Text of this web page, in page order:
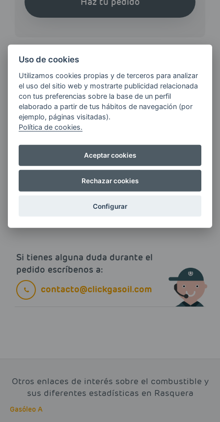
¿QUIERES ESTAR AL DÍA DE
LAS
ÚLTIMAS NOVEDADES?
Quiero recibir las últimas novedades de AVIA
ENERGIAS por cualquier medio, incluido
Más información
Si tienes alguna duda durante el
pedido escríbenos a:
contacto@clickgasoil.com
Otros enlaces de interés sobre el combustible y
sus diferentes estadísticas en Rasquera
Gasóleo A
Uso de cookies
Utilizamos cookies propias y de terceros para analizar
el uso del sitio web y mostrarte publicidad relacionada
con tus preferencias sobre la base de un perfil
elaborado a partir de tus hábitos de navegación (por
ejemplo, páginas visitadas).
Política de cookies.
Aceptar cookies
Rechazar cookies
Configurar